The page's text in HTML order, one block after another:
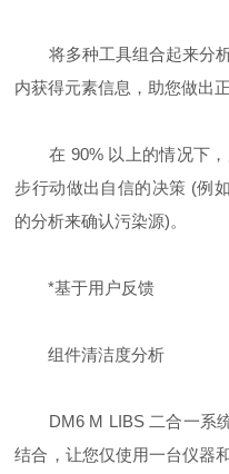
将多种工具组合起来分析
内获得元素信息，助您做出
在 90% 以上的情况下，
步行动做出自信的决策 (例
的分析来确认污染源)。
*基于用户反馈
组件清洁度分析
DM6 M LIBS 二合一系统
结合，让您仅使用一台仪器